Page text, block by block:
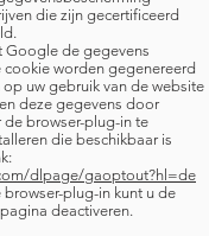
die zijn gecertificeerd
Google de gegevens
worden gegenereerd
uw gebruik van de website
deze gegevens door
browser-plug-in te
die beschikbaar is
dlpage/gaoptout?hl=de
plug-in kunt u de
deactiveren.